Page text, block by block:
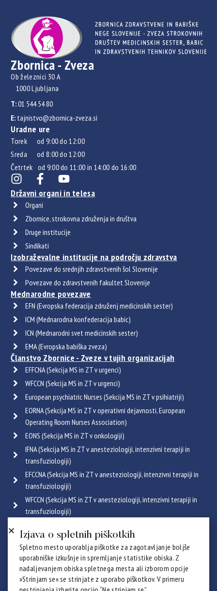
Zbornica - Zveza
Ob železnici 30 A
1000 Ljubljana
T:01 544 54 80
E: tajnistvo@zbornica-zveza.si
Uradne ure
Torek od 9:00 do 12:00
Sreda od 8:00 do 12:00
Četrtek od 9:00 do 11:00 in 14:00 do 16:00
Državni organi in telesa
Organi
Zbornice, strokovna združenja in društva
Druge institucije
Sindikati
Izobraževalne institucije na področju zdravstva
Povezave do srednjih zdravstvenih šol Slovenije
Povezave do zdravstvenih fakultet Slovenije
Mednarodne povezave
EFN (Evropska federacija združenj medicinskih sester)
ICM (Mednarodna konfederacija babic)
ICN (Mednarodni svet medicinskih sester)
EMA (Evropska babiška zveza)
Članstvo Zbornice - Zveze v tujih organizacijah
EFFCNA (Sekcija MS in ZT v urgenci)
WFCCN (Sekcija MS in ZT v urgenci)
European psychiatric Nurses (Sekcija MS in ZT v psihiatriji)
EORNA (Sekcija MS in ZT v operativni dejavnosti, European
Operating Room Nurses Association)
EONS (Sekcija MS in ZT v onkologiji)
IFNA (Sekcija MS in ZT v anesteziologiji, intenzivni terapiji in
transfuziologiji)
EFCCNA (Sekcija MS in ZT v anesteziologiji, intenzivni terapiji in
transfuziologiji)
WFCCN (Sekcija MS in ZT v anesteziologiji, intenzivni terapiji in
transfuziologiji)
ICRN (Sekcija MS in ZT v pulmologiji)
Poglej vse
Certifikati
Izjava o spletnih piškotkih
Spletno mesto uporablja piškotke za zagotavljanje boljše
uporabniške izkušnje in spremljanje statistike obiska. Z
nadaljevanjem obiska spletnega mesta ali izborom opcije
»Strinjam se« se strinjate z uporabo piškotkov. V primeru